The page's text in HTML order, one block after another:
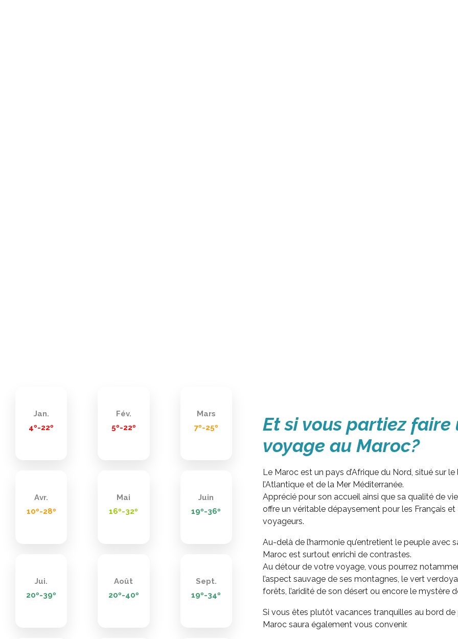
Jan.
4º-22º
Avr.
10º-28º
Jui.
20º-39º
Fév.
5º-22º
Mai
16º-32º
Août
20º-40º
Mars
7º-25º
Juin
19º-36º
Sept.
19º-34º
Et si vous partiez faire
voyage au Maroc?
Le Maroc est un pays d’Afrique du Nord, situé sur
l’Atlantique et de la Mer Méditerranée.
Apprécié pour son accueil ainsi que sa qualité de
offre un véritable dépaysement pour les Français et
voyageurs.
Au-delà de l’harmonie qu’entretient le peuple avec
Maroc est surtout enrichi de contrastes.
Au détour de votre voyage, vous pourrez
l’aspect sauvage de ses montagnes, le vert
forêts, l’aridité de son désert ou encore le mystère
Si vous êtes plutôt vacances tranquilles au bord de
Maroc saura également vous convenir.